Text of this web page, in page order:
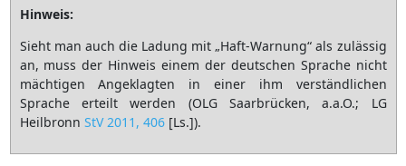
Hinweis:
Sieht man auch die Ladung mit „Haft-Warnung“ als zulässig
an, muss der Hinweis einem der deutschen Sprache nicht
mächtigen Angeklagten in einer ihm verständlichen
Sprache erteilt werden (OLG Saarbrücken, a.a.O.; LG
Heilbronn StV 2011, 406[Ls.]).